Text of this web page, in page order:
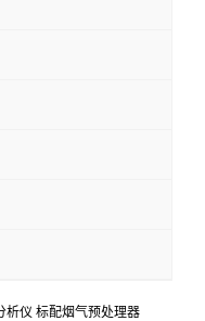
仪 标配烟气预处理器